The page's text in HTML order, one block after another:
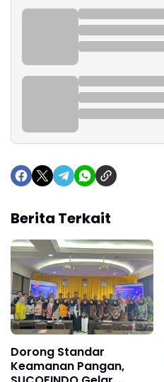
Berita Terkait
Dorong Standar
Keamanan Pangan,